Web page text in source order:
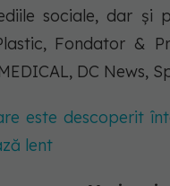
sociale, dar și
Fondator &
DC News,
este descoperit
lent